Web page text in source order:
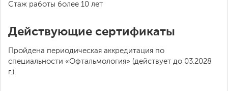
Стаж работы более 10 лет
Действующие сертификаты
Пройдена периодическая аккредитация по
специальности «Офтальмология» (действует до 03.2028
г.).